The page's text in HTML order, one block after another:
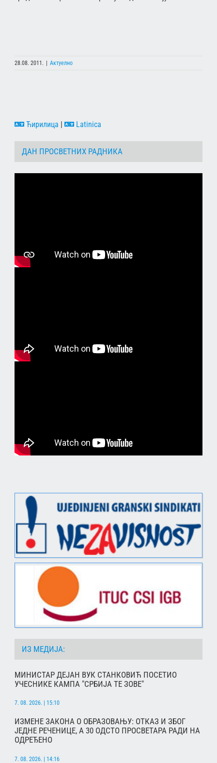
28.08. 2011. | Актуелно
Ћирилица | Latinica
ДАН ПРОСВЕТНИХ РАДНИКА
ИЗ МЕДИЈА:
МИНИСТАР ДЕЈАН ВУК СТАНКОВИЋ ПОСЕТИО
УЧЕСНИКЕ КАМПА "СРБИЈА ТЕ ЗОВЕ"
7. 08. 2026. | 15:10
ИЗМЕНЕ ЗАКОНА О ОБРАЗОВАЊУ: ОТКАЗ И ЗБОГ
ЈЕДНЕ РЕЧЕНИЦЕ, А 30 ОДСТО ПРОСВЕТАРА РАДИ НА
ОДРЕЂЕНО
7. 08. 2026. | 14:16